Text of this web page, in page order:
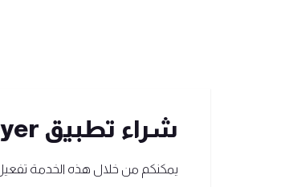
شراء تطبيق Laxy Player لمدة سنة
يمكنكم من خلال هذه الخدمة